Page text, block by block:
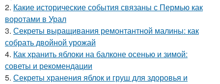
2. Какие исторические события связаны с Пермью как
воротами в Урал
3. Секреты выращивания ремонтантной малины: как
собрать двойной урожай
4. Как хранить яблоки на балконе осенью и зимой:
советы и рекомендации
5. Секреты хранения яблок и груш для здоровья и